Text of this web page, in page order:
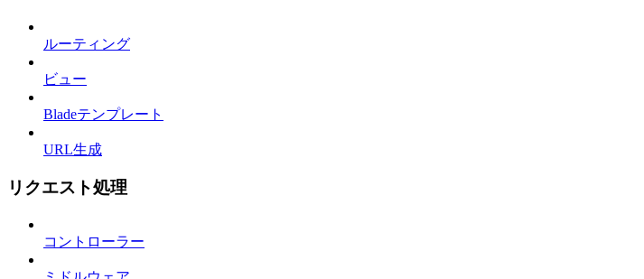
ルーティング
ビュー
Bladeテンプレート
URL生成
リクエスト処理
コントローラー